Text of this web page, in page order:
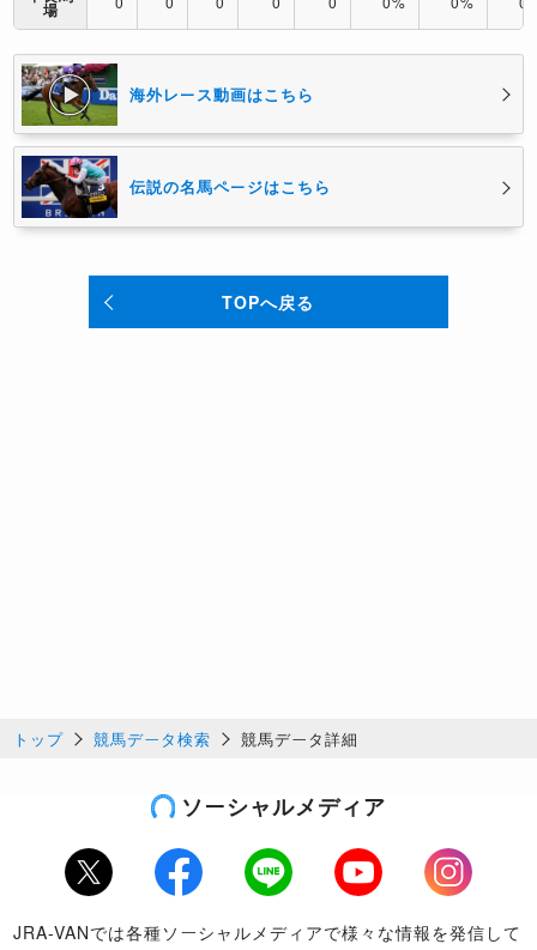
場
海外レース動画はこちら
伝説の名馬ページはこちら
TOPへ戻る
トップ 競馬データ検索 競馬データ詳細
ソーシャルメディア
Twitter Facebook LINE Youtube
Instagram
JRA-VANでは各種ソーシャルメディアで様々な情報を発信して